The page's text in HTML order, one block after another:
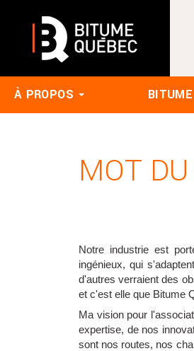
À PROPOS BITUME
MOT
Notre industrie est
ingénieux, qui
d'autres verraient des
et c'est elle que Bitume
Ma vision pour
expertise, de nos
sont nos routes, nos